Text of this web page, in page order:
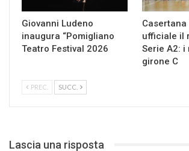
Giovanni Ludeno
inaugura “Pomigliano
Teatro Festival 2026
Casertana
ufficiale il
Serie A2: i
girone C
PREC. SUCC.
Lascia una risposta